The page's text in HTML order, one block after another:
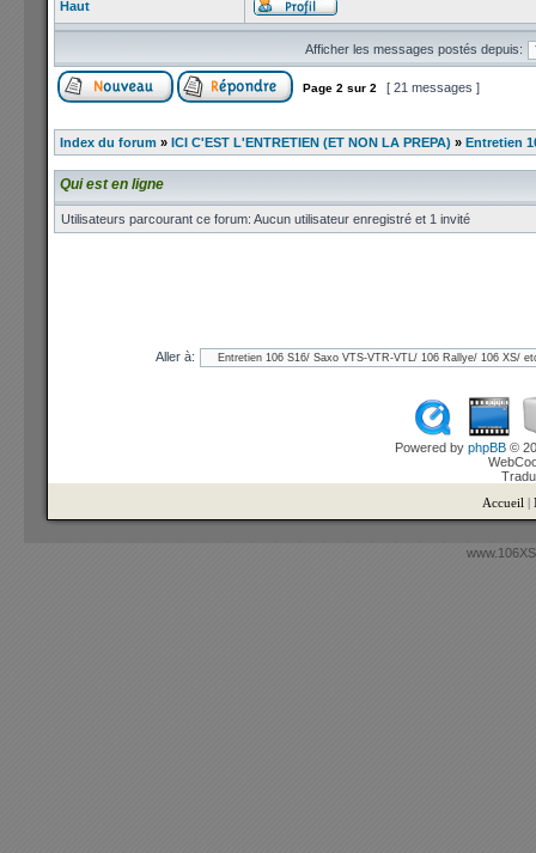
Haut
Afficher les messages postés depuis:
Page 2 sur 2 [ 21 messages ]
Index du forum » ICI C'EST L'ENTRETIEN (ET NON LA PREPA) » Entretien
Qui est en ligne
Utilisateurs parcourant ce forum: Aucun utilisateur enregistré et 1 invité
Aller à:
Powered by phpBB ©
Accueil |